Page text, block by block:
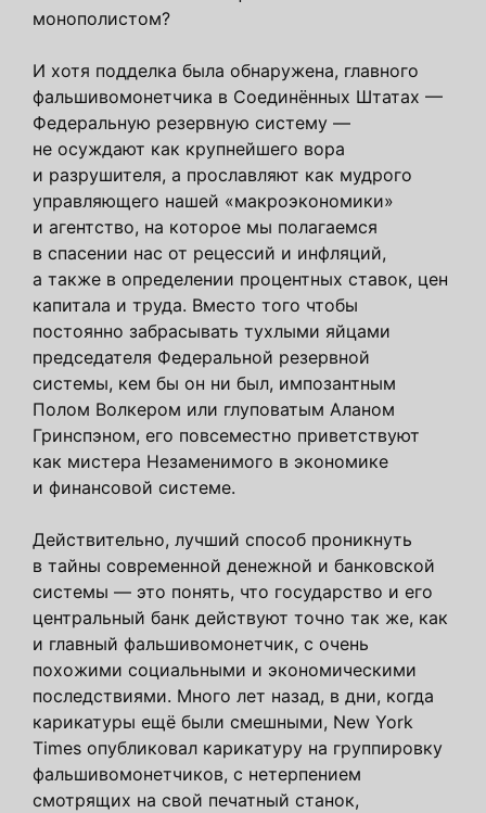
монополистом?
И хотя подделка была обнаружена, главного
фальшивомонетчика в Соединённых Штатах —
Федеральную резервную систему —
не осуждают как крупнейшего вора
и разрушителя, а прославляют как мудрого
управляющего нашей «макроэкономики»
и агентство, на которое мы полагаемся
в спасении нас от рецессий и инфляций,
а также в определении процентных ставок, цен
капитала и труда. Вместо того чтобы
постоянно забрасывать тухлыми яйцами
председателя Федеральной резервной
системы, кем бы он ни был, импозантным
Полом Волкером или глуповатым Аланом
Гринспэном, его повсеместно приветствуют
как мистера Незаменимого в экономике
и финансовой системе.
Действительно, лучший способ проникнуть
в тайны современной денежной и банковской
системы — это понять, что государство и его
центральный банк действуют точно так же, как
и главный фальшивомонетчик, с очень
похожими социальными и экономическими
последствиями. Много лет назад, в дни, когда
карикатуры ещё были смешными, New York
Times опубликовал карикатуру на группировку
фальшивомонетчиков, с нетерпением
смотрящих на свой печатный станок,